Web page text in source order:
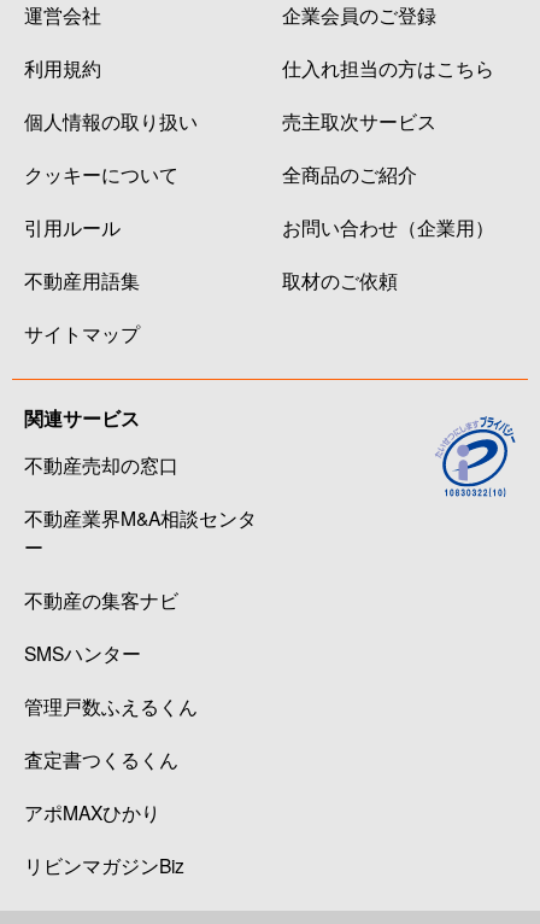
運営会社
利用規約
個人情報の取り扱い
クッキーについて
引用ルール
不動産用語集
サイトマップ
企業会員のご登録
仕入れ担当の方はこちら
売主取次サービス
全商品のご紹介
お問い合わせ（企業用）
取材のご依頼
関連サービス
不動産売却の窓口
不動産業界M&A相談センタ
ー
不動産の集客ナビ
SMSハンター
管理戸数ふえるくん
査定書つくるくん
アポMAXひかり
リビンマガジンBiz